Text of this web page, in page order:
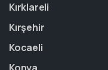
Kırklareli
Kırşehir
Kocaeli